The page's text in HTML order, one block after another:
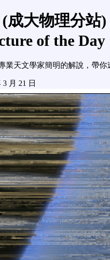
成大物理分站)
of the Day
天文學家簡明的解說，帶你
3 月 21 日